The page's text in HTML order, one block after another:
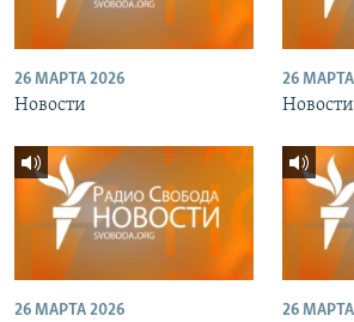
26 МАРТА 2026
Новости
26
Новости
26 МАРТА 2026 26